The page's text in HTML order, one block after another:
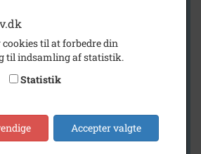
-Tjæreby
til at forbedre din
til indsamling af statistik.
Statistik
Accepter valgte